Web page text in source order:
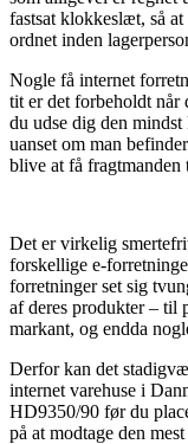
fastsat klokkeslæt, så
ordnet inden
Nogle få internet
tit er det forbeholdt når
du udse dig den
uanset om man
blive at få
Det er virkelig
forskellige e-
forretninger set sig
af deres produkter – til
markant, og endda
Derfor kan det
internet varehuse i
HD9350/90 før du
på at modtage den